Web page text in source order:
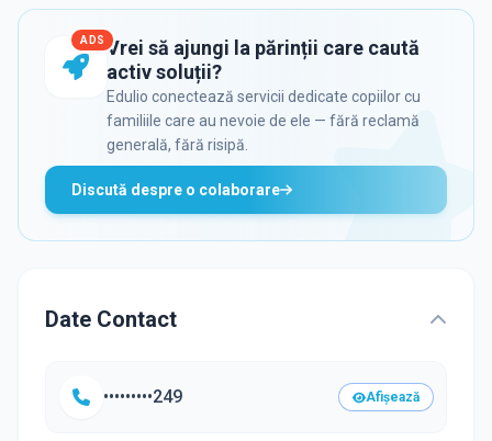
ADS Vrei să ajungi la părinții care caută
activ soluții?
Edulio conectează servicii dedicate copiilor cu
familiile care au nevoie de ele — fără reclamă
generală, fără risipă.
Discută despre o colaborare
Date Contact
•••••••••249 Afișează